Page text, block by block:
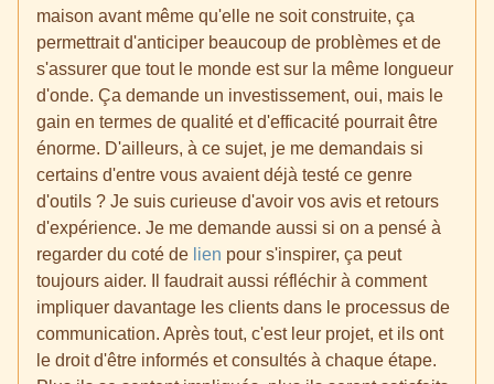
maison avant même qu'elle ne soit construite, ça
permettrait d'anticiper beaucoup de problèmes et de
s'assurer que tout le monde est sur la même longueur
d'onde. Ça demande un investissement, oui, mais le
gain en termes de qualité et d'efficacité pourrait être
énorme. D'ailleurs, à ce sujet, je me demandais si
certains d'entre vous avaient déjà testé ce genre
d'outils ? Je suis curieuse d'avoir vos avis et retours
d'expérience. Je me demande aussi si on a pensé à
regarder du coté de lien pour s'inspirer, ça peut
toujours aider. Il faudrait aussi réfléchir à comment
impliquer davantage les clients dans le processus de
communication. Après tout, c'est leur projet, et ils ont
le droit d'être informés et consultés à chaque étape.